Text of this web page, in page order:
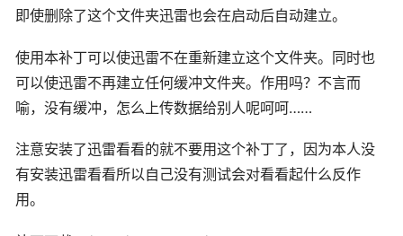
即使删除了这个文件夹迅雷也会在启动后自动建立。
使用本补丁可以使迅雷不在重新建立这个文件夹。同时也
可以使迅雷不再建立任何缓冲文件夹。作用吗？不言而
喻，没有缓冲，怎么上传数据给别人呢呵呵……
注意安装了迅雷看看的就不要用这个补丁了，因为本人没
有安装迅雷看看所以自己没有测试会对看看起什么反作
用。